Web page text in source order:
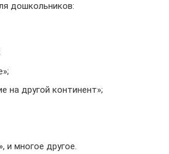
дошкольников:
на другой континент»;
и многое другое.